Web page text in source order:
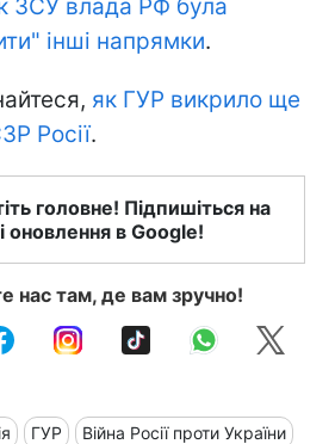
ЗСУ влада РФ була
інші напрямки.
як ГУР викрило ще
Росії.
головне! Підпишіться на
оновлення в Google!
нас там, де вам зручно!
ГУР Війна Росії проти України